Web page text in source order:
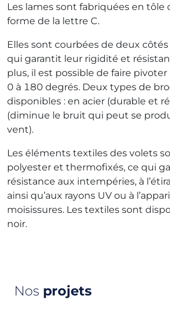
Les lames sont fabriquées en tôle
forme de la lettre C.
Elles sont courbées de deux côtés
qui garantit leur rigidité et
plus, il est possible de faire
0 à 180 degrés. Deux types de
disponibles : en acier (durable et
(diminue le bruit qui peut se
vent).
Les éléments textiles des volets
polyester et thermofixés, ce qui
résistance aux intempéries, à
ainsi qu’aux rayons UV ou à
moisissures. Les textiles sont
noir.
Nos projets